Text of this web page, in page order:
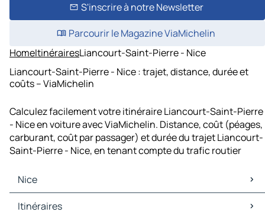
S'inscrire à notre Newsletter
Parcourir le Magazine ViaMichelin
HomeItinérairesLiancourt-Saint-Pierre - Nice
Liancourt-Saint-Pierre - Nice : trajet, distance, durée et
coûts – ViaMichelin
Calculez facilement votre itinéraire Liancourt-Saint-Pierre
- Nice en voiture avec ViaMichelin. Distance, coût (péages,
carburant, coût par passager) et durée du trajet Liancourt-
Saint-Pierre - Nice, en tenant compte du trafic routier
Nice
Nice Cartes et plans
Itinéraires